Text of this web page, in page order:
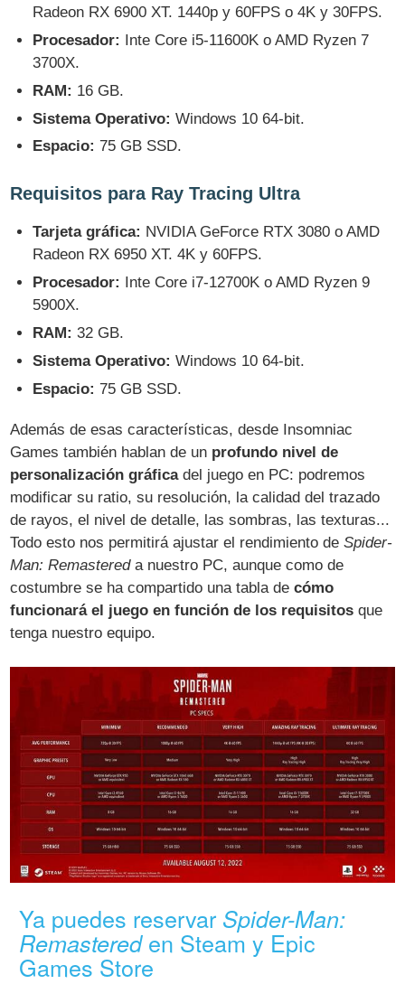
Radeon RX 6900 XT. 1440p y 60FPS o 4K y 30FPS.
Procesador: Inte Core i5-11600K o AMD Ryzen 7
3700X.
RAM: 16 GB.
Sistema Operativo: Windows 10 64-bit.
Espacio: 75 GB SSD.
Requisitos para Ray Tracing Ultra
Tarjeta gráfica: NVIDIA GeForce RTX 3080 o AMD
Radeon RX 6950 XT. 4K y 60FPS.
Procesador:
Inte Core i7-12700K o AMD Ryzen 9
5900X.
RAM: 32 GB.
Sistema Operativo: Windows 10 64-bit.
Espacio: 75 GB SSD.
Además de esas características, desde Insomniac
Games también hablan de un profundo nivel de
personalización gráficadel juego en PC: podremos
modificar su ratio, su resolución, la calidad del trazado
de rayos, el nivel de detalle, las sombras, las texturas...
Todo esto nos permitirá ajustar el rendimiento deSpider-
Man: Remastereda nuestro PC, aunque como de
costumbre se ha compartido una tabla decómo
funcionará el juego en función de los requisitos que
tenga nuestro equipo.
Ya puedes reservar Spider-Man:
Remastereden Steam y Epic
Games Store